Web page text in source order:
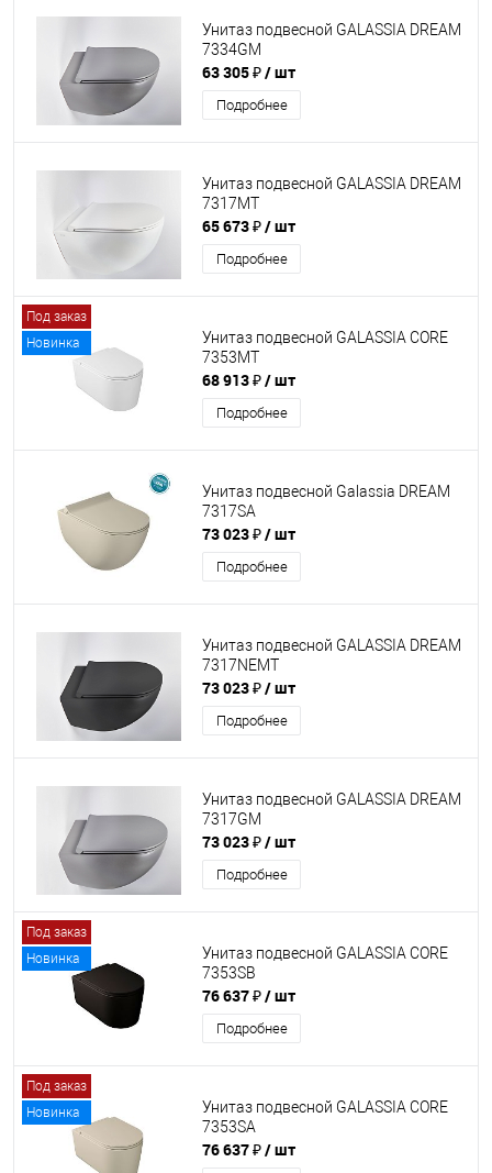
Унитаз подвесной GALASSIA DREAM
7334GM
63 305 ₽/ шт
Подробнее
Унитаз подвесной GALASSIA DREAM
7317MT
65 673 ₽/ шт
Подробнее
Под заказ
Новинка
Унитаз подвесной GALASSIA CORE
7353MT
68 913 ₽/ шт
Подробнее
Унитаз подвесной Galassia DREAM
7317SA
73 023 ₽/ шт
Подробнее
Унитаз подвесной GALASSIA DREAM
7317NEMT
73 023 ₽/ шт
Подробнее
Унитаз подвесной GALASSIA DREAM
7317GM
73 023 ₽/ шт
Подробнее
Под заказ
Новинка
Унитаз подвесной GALASSIA CORE
7353SB
76 637 ₽/ шт
Подробнее
Под заказ
Новинка
Унитаз подвесной GALASSIA CORE
7353SA
76 637 ₽/ шт